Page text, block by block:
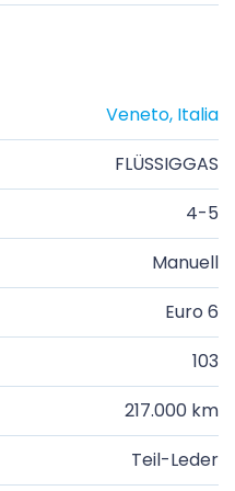
Veneto, Italia
FLÜSSIGGAS
4-5
Manuell
Euro 6
103
217.000 km
Teil-Leder